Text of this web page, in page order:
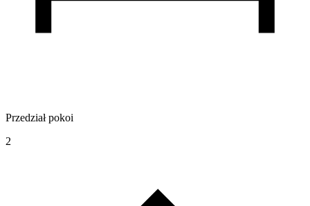
Przedział pokoi
2